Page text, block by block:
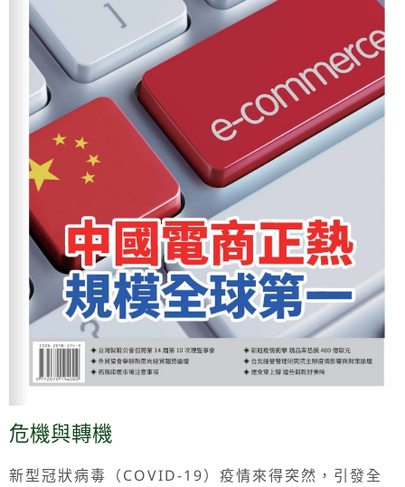
危機與轉機
新型冠狀病毒（COVID-19）疫情來得突然，引發全